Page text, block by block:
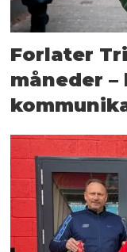
Forlater
måneder –